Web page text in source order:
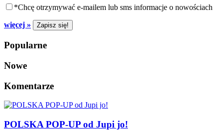
*Chcę otrzymywać e-mailem lub sms informacje o nowościach
więcej »
Popularne
Nowe
Komentarze
POLSKA POP-UP od Jupi jo!